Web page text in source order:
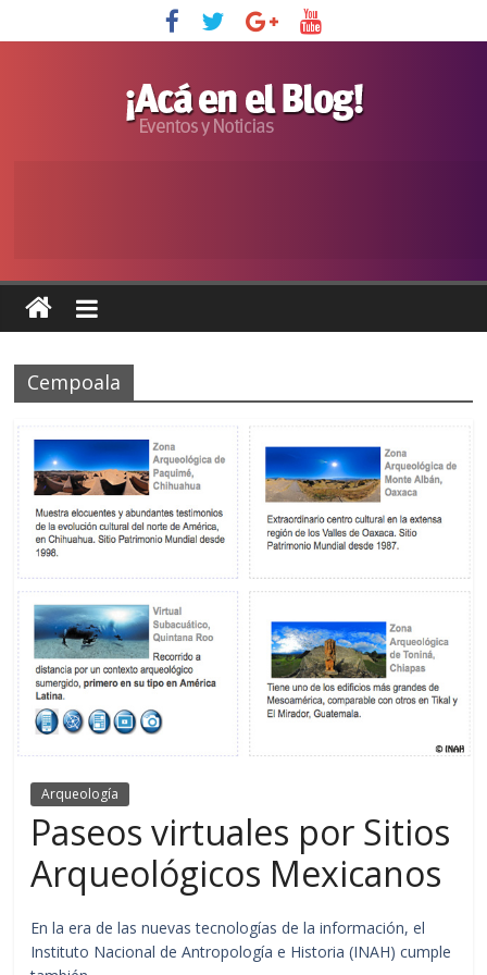
Cempoala
Arqueología
Paseos virtuales por Sitios
Arqueológicos Mexicanos
En la era de las nuevas tecnologías de la información, el
Instituto Nacional de Antropología e Historia (INAH) cumple